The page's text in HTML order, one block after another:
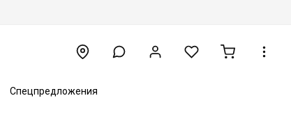
Спецпредложения